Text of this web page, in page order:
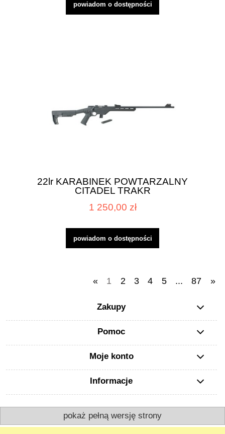
powiadom o dostępności
22lr KARABINEK POWTARZALNY
CITADEL TRAKR
1 250,00 zł
powiadom o dostępności
« 1 2 3 4 5 ... 87 »
Zakupy
Pomoc
Moje konto
Informacje
pokaż pełną wersję strony